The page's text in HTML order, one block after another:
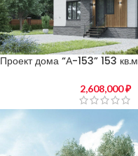
Проект дома “А-153” 153 кв.м
2,608,000₽